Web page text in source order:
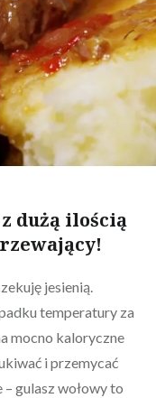
dużą ilością
jesienią.
temperatury za
mocno kaloryczne
i przemycać
gulasz wołowy to